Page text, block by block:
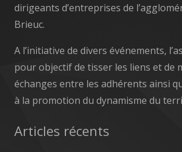
dirigeants d’entreprises de
Brieuc.
A l’initiative de divers événements,
pour objectif de tisser les liens et de
échanges entre les adhérents ainsi
à la promotion du dynamisme du
Articles récents